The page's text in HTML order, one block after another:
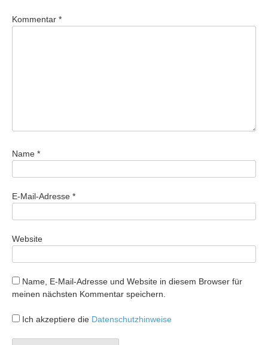
Kommentar *
Name *
E-Mail-Adresse *
Website
Name, E-Mail-Adresse und Website in diesem Browser für
meinen nächsten Kommentar speichern.
Ich akzeptiere die Datenschutzhinweise